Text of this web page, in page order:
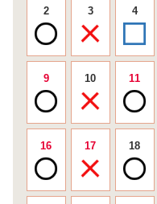
2 3 4
9 10 11
16 17 18